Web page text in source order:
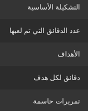
التشكيلة الأساسية
عدد الدقائق التي تم لعبها
الأهداف
دقائق لكل هدف
تمريرات حاسمة